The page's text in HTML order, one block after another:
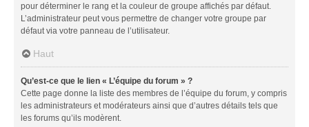
pour déterminer le rang et la couleur de groupe affichés par défaut.
L’administrateur peut vous permettre de changer votre groupe par
défaut via votre panneau de l’utilisateur.
Haut
Qu’est-ce que le lien « L’équipe du forum » ?
Cette page donne la liste des membres de l’équipe du forum, y compris
les administrateurs et modérateurs ainsi que d’autres détails tels que
les forums qu’ils modèrent.